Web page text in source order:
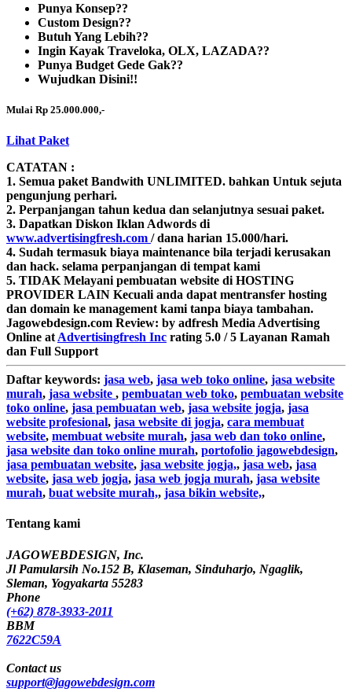
Punya Konsep??
Custom Design??
Butuh Yang Lebih??
Ingin Kayak Traveloka, OLX, LAZADA??
Punya Budget Gede Gak??
Wujudkan Disini!!
Mulai Rp 25.000.000,-
Lihat Paket
CATATAN :
1. Semua paket Bandwith UNLIMITED. bahkan Untuk sejuta
pengunjung perhari.
2. Perpanjangan tahun kedua dan selanjutnya sesuai paket.
3. Dapatkan Diskon Iklan Adwords di
www.advertisingfresh.com / dana harian 15.000/hari.
4. Sudah termasuk biaya maintenance bila terjadi kerusakan
dan hack. selama perpanjangan di tempat kami
5. TIDAK Melayani pembuatan website di HOSTING
PROVIDER LAIN Kecuali anda dapat mentransfer hosting
dan domain ke management kami tanpa biaya tambahan.
Jagowebdesign.com Review: by adfresh Media Advertising
Online at Advertisingfresh Inc rating 5.0 /5 Layanan Ramah
dan Full Support
Daftar keywords: jasa web, jasa web toko online, jasa website
murah, jasa website , pembuatan web toko, pembuatan website
toko online, jasa pembuatan web, jasa website jogja, jasa
website profesional, jasa website di jogja, cara membuat
website, membuat website murah, jasa web dan toko online,
jasa website dan toko online murah, portofolio jagowebdesign,
jasa pembuatan website, jasa website jogja,, jasa web, jasa
website, jasa web jogja, jasa web jogja murah, jasa website
murah, buat website murah,, jasa bikin website,,
Tentang kami
JAGOWEBDESIGN, Inc.
Jl Pamularsih No.152 B, Klaseman, Sinduharjo, Ngaglik,
Sleman, Yogyakarta 55283
Phone
(+62) 878-3933-2011
BBM
7622C59A
Contact us
support@jagowebdesign.com